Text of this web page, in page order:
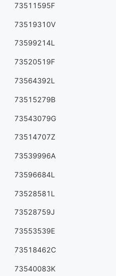
73511595F
73519310V
73599214L
73520519F
73564392L
73515279B
73543079G
73514707Z
73539996A
73596684L
73528581L
73528759J
73553539E
73518462C
73540083K